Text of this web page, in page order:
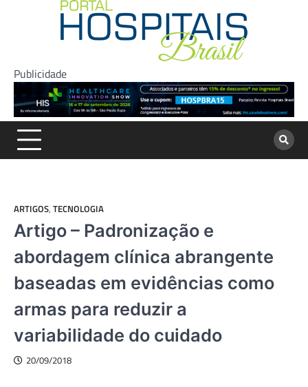
Publicidade
ARTIGOS, TECNOLOGIA
Artigo – Padronização e
abordagem clínica abrangente
baseadas em evidências como
armas para reduzir a
variabilidade do cuidado
20/09/2018